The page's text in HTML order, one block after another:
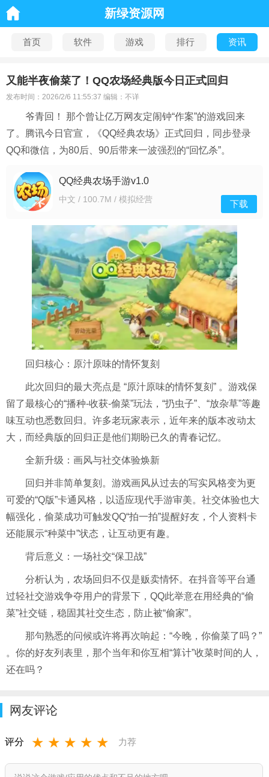
新绿资源网
首页 软件 游戏 排行 资讯
又能半夜偷菜了！QQ农场经典版今日正式回归
发布时间：2026/2/6 11:55:37 编辑：不详
爷青回！ 那个曾让亿万网友定闹钟“作案”的游戏回来
了。腾讯今日官宣，《QQ经典农场》正式回归，同步登录
QQ和微信，为80后、90后带来一波强烈的“回忆杀”。
QQ经典农场手游v1.0
中文 / 100.7M / 模拟经营 下载
回归核心：原汁原味的情怀复刻
此次回归的最大亮点是 “原汁原味的情怀复刻” 。游戏保
留了最核心的“播种-收获-偷菜”玩法，“扔虫子”、“放杂草”等趣
味互动也悉数回归。许多老玩家表示，近年来的版本改动太
大，而经典版的回归正是他们期盼已久的青春记忆。
全新升级：画风与社交体验焕新
回归并非简单复刻。游戏画风从过去的写实风格变为更
可爱的“Q版”卡通风格，以适应现代手游审美。社交体验也大
幅强化，偷菜成功可触发QQ“拍一拍”提醒好友，个人资料卡
还能展示“种菜中”状态，让互动更有趣。
背后意义：一场社交“保卫战”
分析认为，农场回归不仅是贩卖情怀。在抖音等平台通
过轻社交游戏争夺用户的背景下，QQ此举意在用经典的“偷
菜”社交链，稳固其社交生态，防止被“偷家”。
那句熟悉的问候或许将再次响起：“今晚，你偷菜了吗？”
。你的好友列表里，那个当年和你互相“算计”收菜时间的人，
还在吗？
网友评论
评分 ★ ★ ★ ★ ★ 力荐